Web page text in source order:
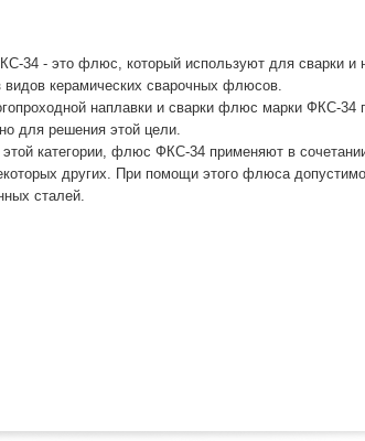
34 - это флюс, который используют для сварки и
видов керамических сварочных флюсов.
наплавки и сварки флюс марки ФКС-34
для решения этой цели.
категории, флюс ФКС-34 применяют в
других. При помощи этого флюса допустимо
сталей.